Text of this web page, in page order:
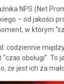
NPS (Net
– od jakości
w którym
codziennie
obsługi”. To
że jest ich za